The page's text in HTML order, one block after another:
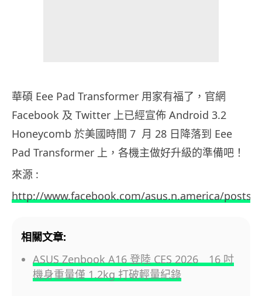
華碩 Eee Pad Transformer 用家有福了，官網
Facebook 及 Twitter 上已經宣佈 Android 3.2
Honeycomb 於美國時間 7 月 28 日降落到 Eee
Pad Transformer 上，各機主做好升級的準備吧！
來源 :
http://www.facebook.com/asus.n.america/posts/
相關文章:
ASUS Zenbook A16 登陸 CES 2026 16 吋
機身重量僅 1.2kg 打破輕量紀錄